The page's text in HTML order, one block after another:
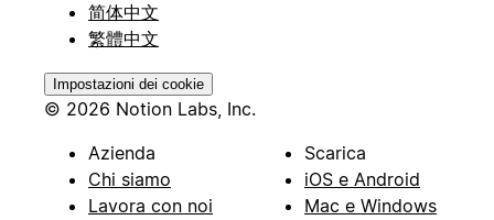
简体中文
繁體中文
Impostazioni dei cookie
© 2026 Notion Labs, Inc.
Azienda
Chi siamo
Lavora con noi
Scarica
iOS e Android
Mac e Windows